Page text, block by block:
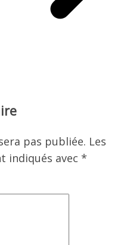
pas publiée. Les
indiqués avec *